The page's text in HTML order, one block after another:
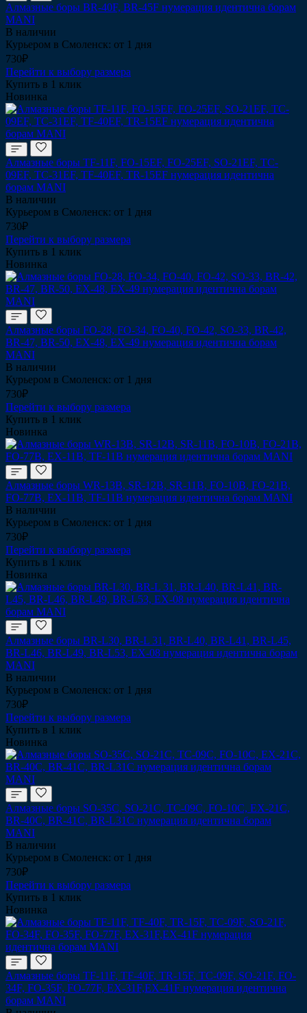
Алмазные боры BR-40F, BR-45F нумерация идентична борам
MANI
В наличии
Курьером в Смоленск: от 1 дня
730₽
Перейти к выбору размера
Купить в 1 клик
Новинка
Алмазные боры TF-11F, FO-15EF, FO-25EF, SO-21EF, TC-
09EF, TC-31EF, TF-40EF, TR-15EF нумерация идентична
борам MANI
В наличии
Курьером в Смоленск: от 1 дня
730₽
Перейти к выбору размера
Купить в 1 клик
Новинка
Алмазные боры FO-28, FO-34, FO-40, FO-42, SO-33, BR-42,
BR-47, BR-50, EX-48, EX-49 нумерация идентична борам
MANI
В наличии
Курьером в Смоленск: от 1 дня
730₽
Перейти к выбору размера
Купить в 1 клик
Новинка
Алмазные боры WR-13B, SR-12B, SR-11B, FO-10B, FO-21B,
FO-77B, EX-11B, TF-11B нумерация идентична борам MANI
В наличии
Курьером в Смоленск: от 1 дня
730₽
Перейти к выбору размера
Купить в 1 клик
Новинка
Алмазные боры BR-L30, BR-L 31, BR-L40, BR-L41, BR-L45,
BR-L46, BR-L49, BR-L53, EX-08 нумерация идентична борам
MANI
В наличии
Курьером в Смоленск: от 1 дня
730₽
Перейти к выбору размера
Купить в 1 клик
Новинка
Алмазные боры SO-35С, SO-21C, TC-09C, FO-10C, EX-21C,
BR-40C, BR-41C, BR-L31C нумерация идентична борам
MANI
В наличии
Курьером в Смоленск: от 1 дня
730₽
Перейти к выбору размера
Купить в 1 клик
Новинка
Алмазные боры TF-11F, TF-40F, TR-15F, TC-09F, SO-21F, FO-
34F, FO-35F, FO-77F, EX-31F,EX-41F нумерация идентична
борам MANI